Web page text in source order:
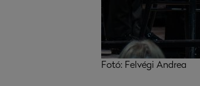
Fotó: Felvégi Andrea